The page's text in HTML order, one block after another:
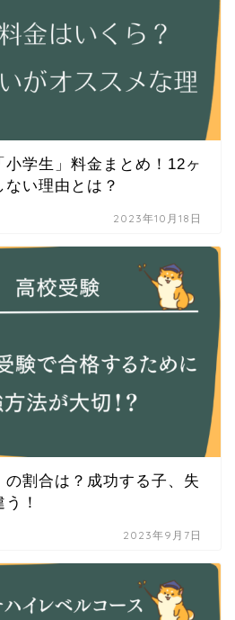
学生」料金まとめ！12ヶ
い理由とは？
2023年10月18日
の割合は？成功する子、失
！
2023年9月7日